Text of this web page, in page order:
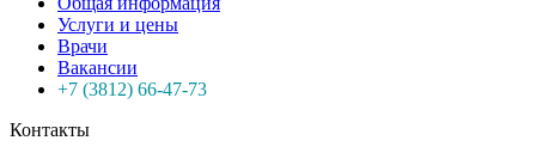
Услуги и цены
Врачи
Вакансии
+7 (3812) 66-47-73
Контакты